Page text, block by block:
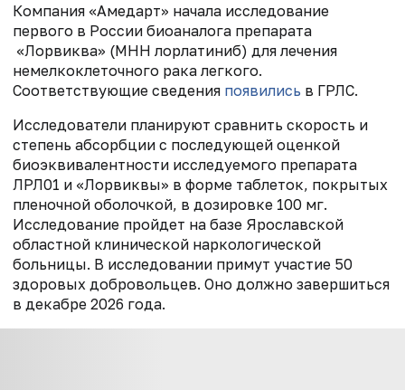
Компания «Амедарт» начала исследование
первого в России биоаналога препарата
«Лорвиква» (МНН лорлатиниб) для лечения
немелкоклеточного рака легкого.
Соответствующие сведения появились в ГРЛС.
Исследователи планируют сравнить скорость и
степень абсорбции с последующей оценкой
биоэквивалентности исследуемого препарата
ЛРЛ01 и «Лорвиквы» в форме таблеток, покрытых
пленочной оболочкой, в дозировке 100 мг.
Исследование пройдет на базе Ярославской
областной клинической наркологической
больницы. В исследовании примут участие 50
здоровых добровольцев. Оно должно завершиться
в декабре 2026 года.